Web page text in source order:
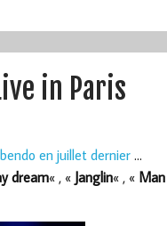
in Paris
en juillet dernier…
dream« , « Janglin« , «